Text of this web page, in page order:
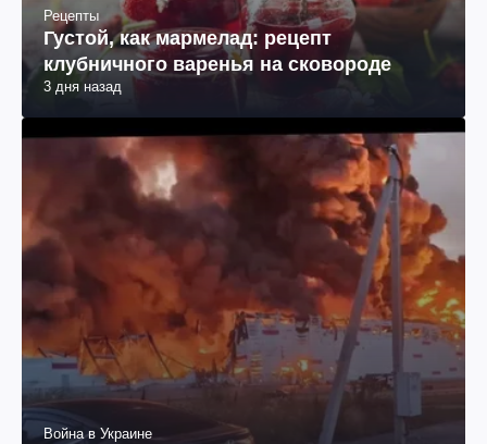
Рецепты
Густой, как мармелад: рецепт
клубничного варенья на сковороде
3 дня назад
Война в Украине